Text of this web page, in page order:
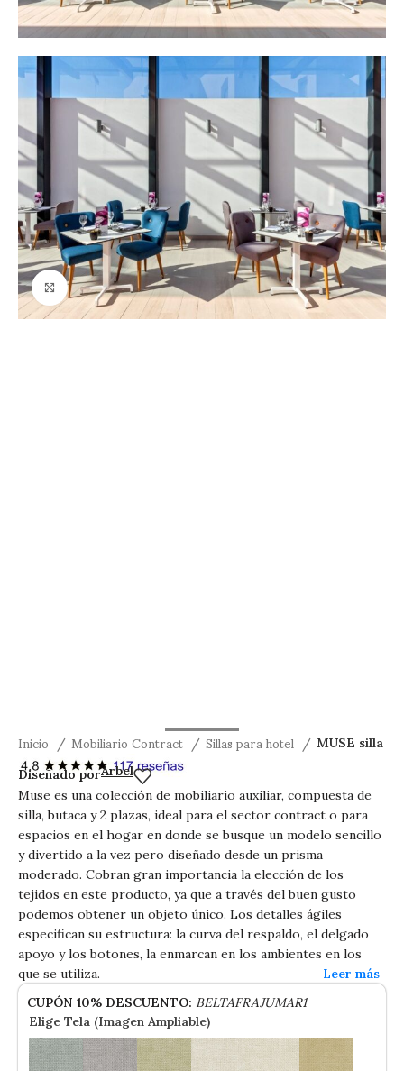
Ver tamaño grande
Inicio Mobiliario Contract Sillas para hotel MUSE silla
MUSE silla
Diseñado porArbel
Muse es una colección de mobiliario auxiliar, compuesta de
silla, butaca y 2 plazas, ideal para el sector contract o para
espacios en el hogar en donde se busque un modelo sencillo
y divertido a la vez pero diseñado desde un prisma
moderado. Cobran gran importancia la elección de los
tejidos en este producto, ya que a través del buen gusto
podemos obtener un objeto único. Los detalles ágiles
especifican su estructura: la curva del respaldo, el delgado
apoyo y los botones, la enmarcan en los ambientes en los
que se utiliza.
CUPÓN 10% DESCUENTO: BELTAFRAJUMAR1
Elige Tela (Imagen Ampliable)